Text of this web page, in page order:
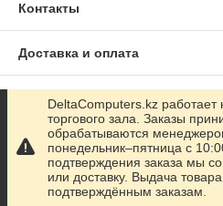
Контакты
Доставка и оплата
График работы
Полная версия сайта
Сайт создан на маркетплейсе
DeltaComputers.kz работает
торгового зала. Заказы
обрабатываются
понедельник–пятница с
подтверждения заказа мы
или доставку. Выдача
подтверждённым заказам.